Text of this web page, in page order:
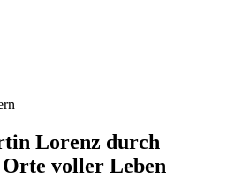
Lorenz durch
voller Leben